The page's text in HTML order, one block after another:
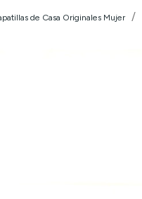
de Casa Originales Mujer